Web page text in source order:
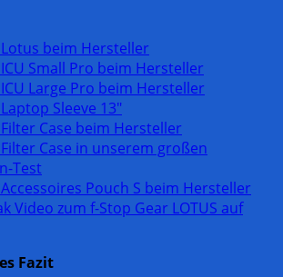
beim Hersteller
Small Pro beim Hersteller
Large Pro beim Hersteller
Sleeve 13″
Case beim Hersteller
Case in unserem großen
Test
Pouch S beim Hersteller
Video zum f-Stop Gear LOTUS auf
Fazit